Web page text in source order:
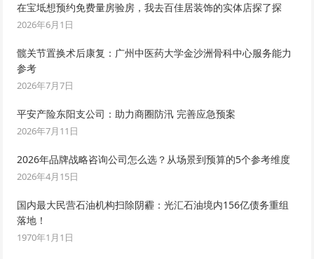
在宝坻想预约免费量房验房，我去百佳居装饰的实体店探了探
2026年6月1日
髋关节置换术后康复：广州中医药大学金沙洲骨科中心服务能力
参考
2026年7月7日
平安产险东阳支公司：助力商圈防汛 完善应急预案
2026年7月11日
2026年品牌战略咨询公司怎么选？从场景到预算的5个参考维度
2026年4月15日
国内最大民营石油机构扫除阴霾：光汇石油境内156亿债务重组
落地！
1970年1月1日